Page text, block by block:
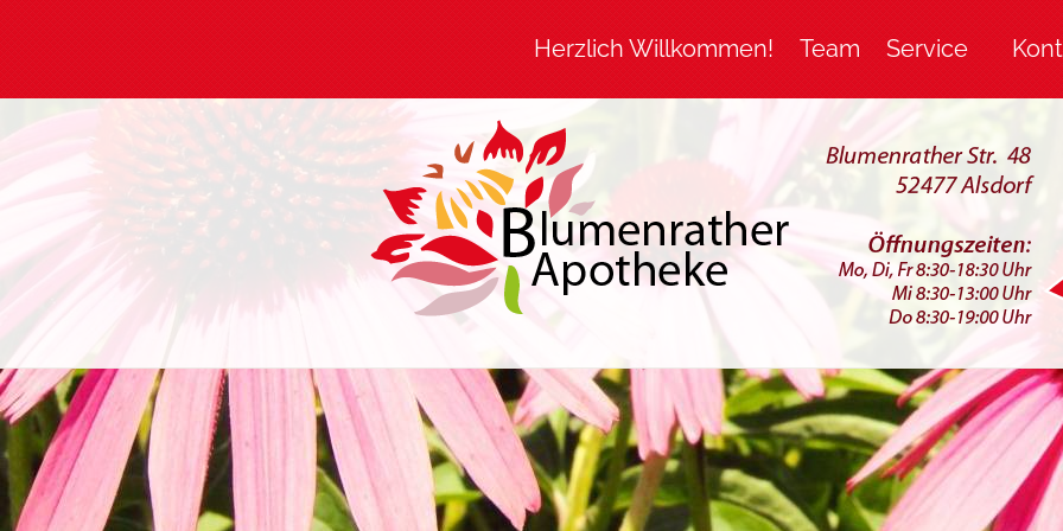
Herzlich Willkommen! Team Service